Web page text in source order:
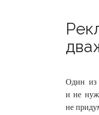
Один из
и не
не